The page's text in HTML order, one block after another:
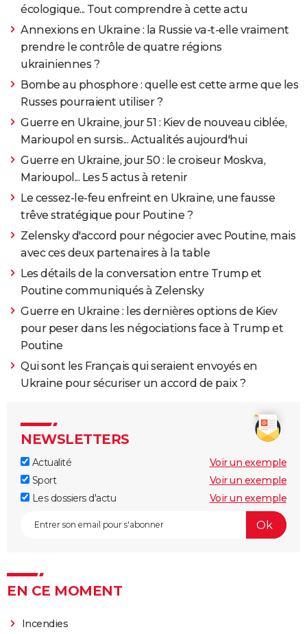
écologique... Tout comprendre à cette actu
Annexions en Ukraine : la Russie va-t-elle vraiment
prendre le contrôle de quatre régions
ukrainiennes ?
Bombe au phosphore : quelle est cette arme que les
Russes pourraient utiliser ?
Guerre en Ukraine, jour 51 : Kiev de nouveau ciblée,
Marioupol en sursis... Actualités aujourd'hui
Guerre en Ukraine, jour 50 : le croiseur Moskva,
Marioupol... Les 5 actus à retenir
Le cessez-le-feu enfreint en Ukraine, une fausse
trêve stratégique pour Poutine ?
Zelensky d'accord pour négocier avec Poutine, mais
avec ces deux partenaires à la table
Les détails de la conversation entre Trump et
Poutine communiqués à Zelensky
Guerre en Ukraine : les dernières options de Kiev
pour peser dans les négociations face à Trump et
Poutine
Qui sont les Français qui seraient envoyés en
Ukraine pour sécuriser un accord de paix ?
NEWSLETTERS
Actualité
Voir un exemple
Sport
Voir un exemple
Les dossiers d'actu
Voir un exemple
EN CE MOMENT
Incendies